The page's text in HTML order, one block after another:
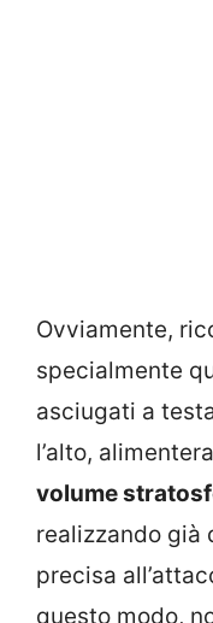
Ovviamente,
specialmente
asciugati a
l’alto,
volume
realizzando già
precisa
questo modo,